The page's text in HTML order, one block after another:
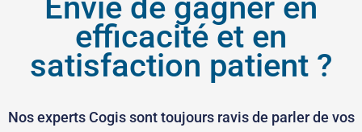
efficacité et en
satisfaction patient ?
Nos experts Cogis sont toujours ravis de parler de vos